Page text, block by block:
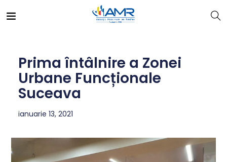
Prima întâlnire a Zonei
Urbane Funcționale
Suceava
ianuarie 13, 2021